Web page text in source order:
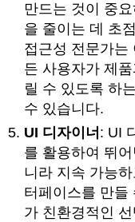
만드는 것이 중
을 줄이는 데 초
접근성 전문가는
든 사용자가 제
릴 수 있도록 하
수 있습니다.
UI 디자이너 : UI
를 활용하여 뛰
니라 지속 가능
터페이스를 만들
가 친환경적인